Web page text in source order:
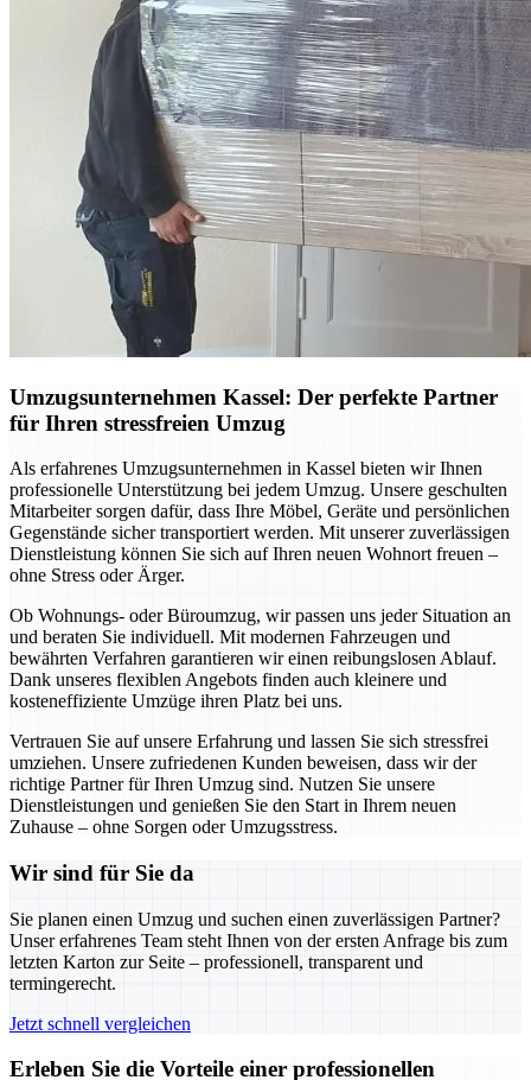
Umzugsunternehmen Kassel: Der perfekte Partner
für Ihren stressfreien Umzug
Als erfahrenes Umzugsunternehmen in Kassel bieten wir Ihnen
professionelle Unterstützung bei jedem Umzug. Unsere geschulten
Mitarbeiter sorgen dafür, dass Ihre Möbel, Geräte und persönlichen
Gegenstände sicher transportiert werden. Mit unserer zuverlässigen
Dienstleistung können Sie sich auf Ihren neuen Wohnort freuen –
ohne Stress oder Ärger.
Ob Wohnungs- oder Büroumzug, wir passen uns jeder Situation an
und beraten Sie individuell. Mit modernen Fahrzeugen und
bewährten Verfahren garantieren wir einen reibungslosen Ablauf.
Dank unseres flexiblen Angebots finden auch kleinere und
kosteneffiziente Umzüge ihren Platz bei uns.
Vertrauen Sie auf unsere Erfahrung und lassen Sie sich stressfrei
umziehen. Unsere zufriedenen Kunden beweisen, dass wir der
richtige Partner für Ihren Umzug sind. Nutzen Sie unsere
Dienstleistungen und genießen Sie den Start in Ihrem neuen
Zuhause – ohne Sorgen oder Umzugsstress.
Wir sind für Sie da
Sie planen einen Umzug und suchen einen zuverlässigen Partner?
Unser erfahrenes Team steht Ihnen von der ersten Anfrage bis zum
letzten Karton zur Seite – professionell, transparent und
termingerecht.
Jetzt schnell vergleichen
Erleben Sie die Vorteile einer professionellen